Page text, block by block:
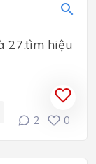
27.tìm hiệu
2 0